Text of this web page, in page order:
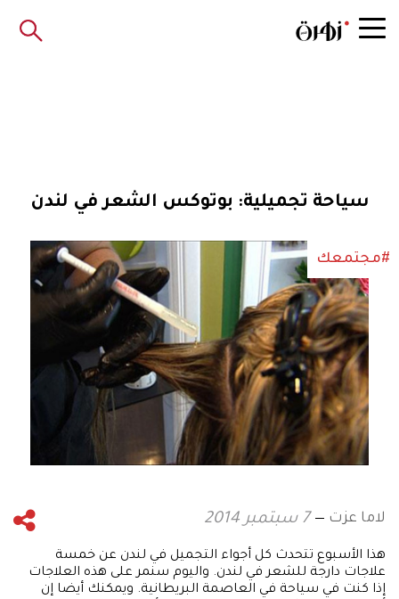
سياحة تجميلية: بوتوكس الشعر في لندن
#مجتمعك
لاما عزت 7 سبتمبر 2014
هذا الأسبوع تتحدث كل أجواء التجميل في لندن عن خمسة
علاجات دارجة للشعر في لندن. واليوم سنمر على هذه العلاجات
إذا كنت في سياحة في العاصمة البريطانية. ويمكنك أيضا إن